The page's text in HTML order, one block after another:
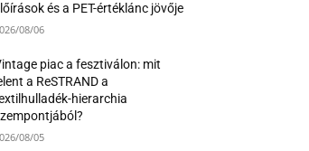
és a PET-értéklánc jövője
08/06
piac a fesztiválon: mit
a ReSTRAND a
hierarchia
08/05